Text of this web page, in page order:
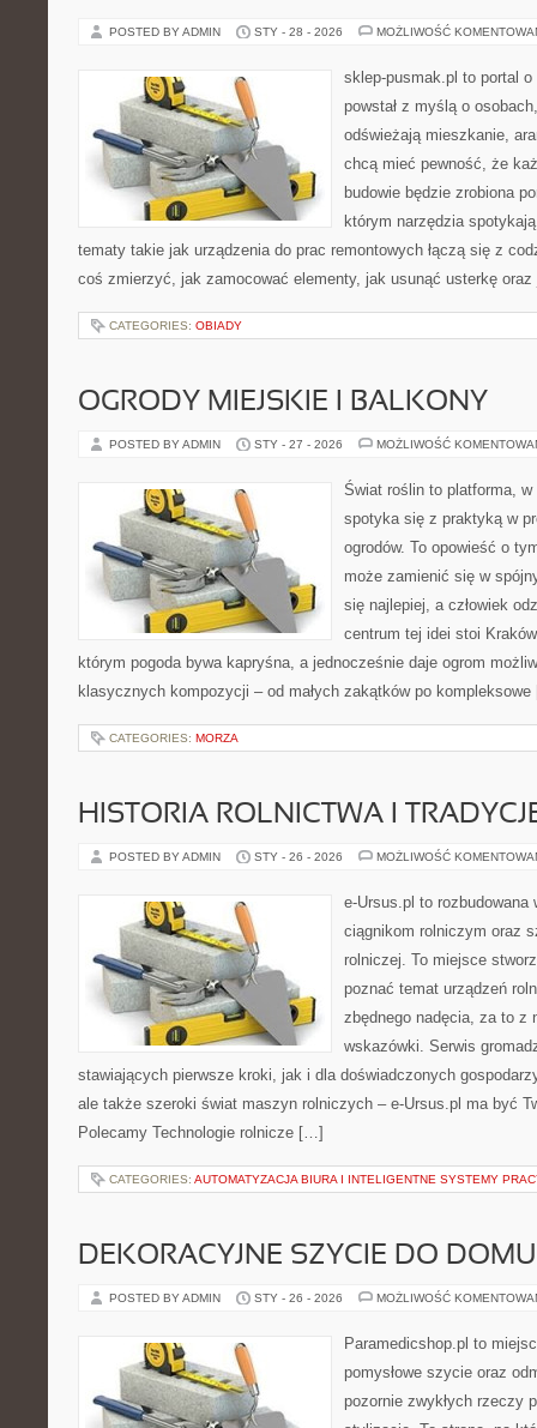
POSTED BY ADMIN STY - 28 - 2026 MOŻLIWOŚĆ
sklep-pusmak.pl to portal
powstał z myślą o
odświeżają mieszkanie,
chcą mieć pewność, że
budowie będzie zrobiona
którym narzędzia
tematy takie jak urządzenia do prac remontowych łączą się z
coś zmierzyć, jak zamocować elementy, jak usunąć usterkę
CATEGORIES: OBIADY
OGRODY MIEJSKIE I BALKONY
POSTED BY ADMIN STY - 27 - 2026 MOŻLIWOŚĆ
Świat roślin to platforma, w
spotyka się z praktyką w
ogrodów. To opowieść o
może zamienić się w
się najlepiej, a człowiek
centrum tej idei stoi
którym pogoda bywa kapryśna, a jednocześnie daje ogrom
klasycznych kompozycji – od małych zakątków po
CATEGORIES: MORZA
HISTORIA ROLNICTWA I
POSTED BY ADMIN STY - 26 - 2026 MOŻLIWOŚĆ
e-Ursus.pl to rozbudowana
ciągnikom rolniczym oraz
rolniczej. To miejsce
poznać temat urządzeń
zbędnego nadęcia, za to z
wskazówki. Serwis
stawiających pierwsze kroki, jak i dla doświadczonych
ale także szeroki świat maszyn rolniczych – e-Ursus.pl ma być
Polecamy Technologie rolnicze […]
CATEGORIES: AUTOMATYZACJA BIURA I INTELIGENTNE SYSTEMY
DEKORACYJNE SZYCIE DO DOMU
POSTED BY ADMIN STY - 26 - 2026 MOŻLIWOŚĆ
Paramedicshop.pl to
pomysłowe szycie oraz
pozornie zwykłych rzeczy